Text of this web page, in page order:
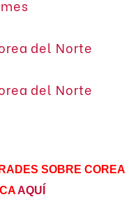
SOBRE COREA
AQUÍ